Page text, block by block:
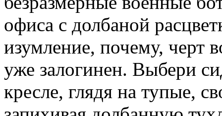
офиса с долбаной
изумление, почему, черт
уже залогинен. Выбери
кресле, глядя на тупые,